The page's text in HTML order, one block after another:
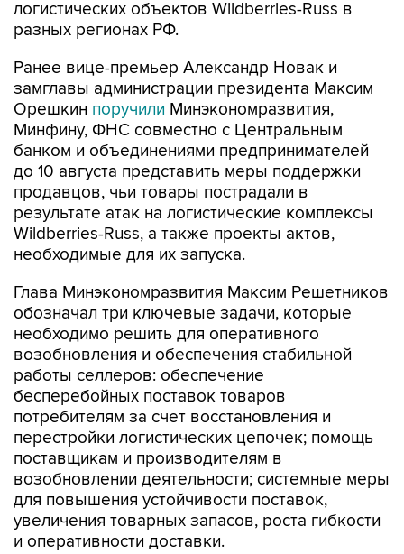
логистических объектов Wildberries-Russ в
разных регионах РФ.
Ранее вице-премьер Александр Новак и
замглавы администрации президента Максим
Орешкин поручили Минэкономразвития,
Минфину, ФНС совместно с Центральным
банком и объединениями предпринимателей
до 10 августа представить меры поддержки
продавцов, чьи товары пострадали в
результате атак на логистические комплексы
Wildberries-Russ, а также проекты актов,
необходимые для их запуска.
Глава Минэкономразвития Максим Решетников
обозначал три ключевые задачи, которые
необходимо решить для оперативного
возобновления и обеспечения стабильной
работы селлеров: обеспечение
бесперебойных поставок товаров
потребителям за счет восстановления и
перестройки логистических цепочек; помощь
поставщикам и производителям в
возобновлении деятельности; системные меры
для повышения устойчивости поставок,
увеличения товарных запасов, роста гибкости
и оперативности доставки.